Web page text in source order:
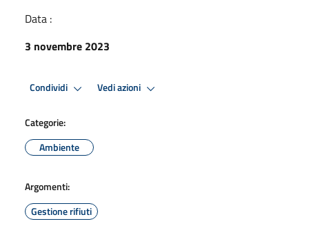
Data :
3 novembre 2023
Condividi Vedi azioni
Categorie:
Ambiente
Argomenti:
Gestione rifiuti